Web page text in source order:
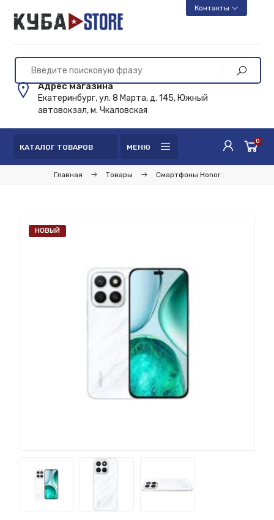
Контакты
Адрес магазина
Екатеринбург, ул. 8 Марта, д. 145, Южный
автовокзал, м. Чкаловская
КАТАЛОГ ТОВАРОВ МЕНЮ
0
Главная Товары Смартфоны Honor
НОВЫЙ